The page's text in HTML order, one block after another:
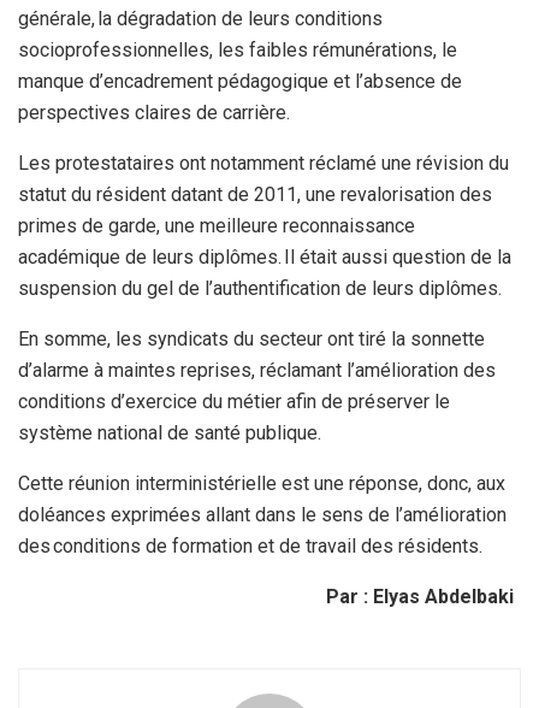
générale, la dégradation de leurs conditions
socioprofessionnelles, les faibles rémunérations, le
manque d’encadrement pédagogique et l’absence de
perspectives claires de carrière.
Les protestataires ont notamment réclamé une révision du
statut du résident datant de 2011, une revalorisation des
primes de garde, une meilleure reconnaissance
académique de leurs diplômes. Il était aussi question de la
suspension du gel de l’authentification de leurs diplômes.
En somme, les syndicats du secteur ont tiré la sonnette
d’alarme à maintes reprises, réclamant l’amélioration des
conditions d’exercice du métier afin de préserver le
système national de santé publique.
Cette réunion interministérielle est une réponse, donc, aux
doléances exprimées allant dans le sens de l’amélioration
des conditions de formation et de travail des résidents.
Par : Elyas Abdelbaki